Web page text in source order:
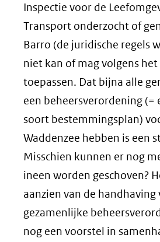
Inspectie voor de
Transport onderzocht of
Barro (de juridische regels
niet kan of mag volgens
toepassen. Dat bijna alle
een beheersverordening (=
soort bestemmingsplan)
Waddenzee hebben is een
Misschien kunnen er nog
ineen worden geschoven?
aanzien van de handhaving
gezamenlijke
nog een voorstel in